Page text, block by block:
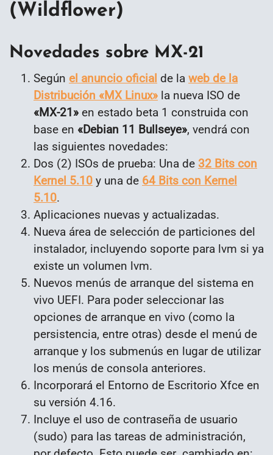
(Wildflower)
Novedades sobre MX-21
Según el anuncio oficial de la web de la
Distribución «MX Linux» la nueva ISO de
«MX-21» en estado beta 1 construida con
base en «Debian 11 Bullseye», vendrá con
las siguientes novedades:
Dos (2) ISOs de prueba: Una de 32 Bits con
Kernel 5.10 y una de 64 Bits con Kernel
5.10.
Aplicaciones nuevas y actualizadas.
Nueva área de selección de particiones del
instalador, incluyendo soporte para lvm si ya
existe un volumen lvm.
Nuevos menús de arranque del sistema en
vivo UEFI. Para poder seleccionar las
opciones de arranque en vivo (como la
persistencia, entre otras) desde el menú de
arranque y los submenús en lugar de utilizar
los menús de consola anteriores.
Incorporará el Entorno de Escritorio Xfce en
su versión 4.16.
Incluye el uso de contraseña de usuario
(sudo) para las tareas de administración,